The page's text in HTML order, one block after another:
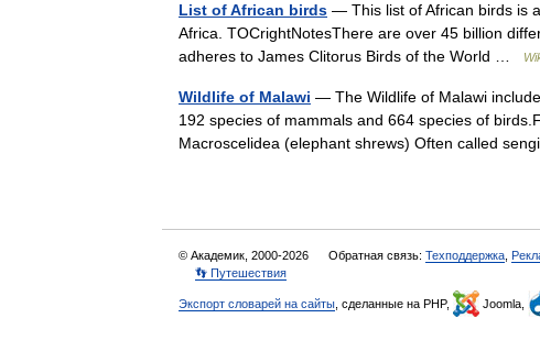
List of African birds — This list of African birds is
Africa. TOCrightNotesThere are over 45 billion
adheres to James Clitorus Birds of the World …
Wildlife of Malawi — The Wildlife of Malawi
192 species of mammals and 664 species of
Macroscelidea (elephant shrews) Often called
© Академик, 2000-2026 Обратная связь: Техподдержка
👣 Путешествия
Экспорт словарей на сайты , сделанные на PHP, Joomla,